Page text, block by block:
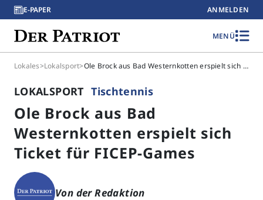
E-PAPER ANMELDEN
MENÜ
Lokales>Lokalsport> Ole Brock aus Bad Westernkotten erspielt sich Ticket für FICEP-Games
LOKALSPORT Tischtennis
Ole Brock aus Bad
Westernkotten erspielt sich
Ticket für FICEP-Games
Von der Redaktion